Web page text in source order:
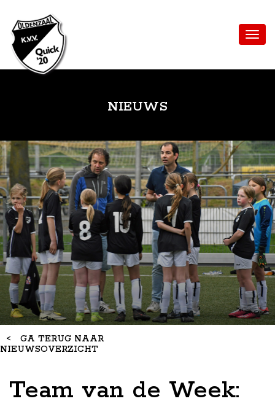
NIEUWS
< GA TERUG NAAR
NIEUWSOVERZICHT
Team van de Week: